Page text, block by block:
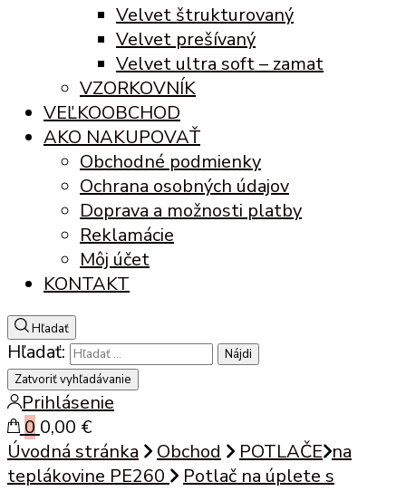
Velvet štrukturovaný
Velvet prešívaný
Velvet ultra soft – zamat
VZORKOVNÍK
VEĽKOOBCHOD
AKO NAKUPOVAŤ
Obchodné podmienky
Ochrana osobných údajov
Doprava a možnosti platby
Reklamácie
Môj účet
KONTAKT
Hľadať
Hľadať:
Zatvoriť vyhľadávanie
Prihlásenie
0 0,00 €
Úvodná stránka
Obchod POTLAČE na
teplákovine PE260
Potlač na úplete s